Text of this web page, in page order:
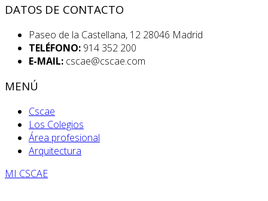
DATOS DE CONTACTO
Paseo de la Castellana, 12 28046 Madrid
TELÉFONO: 914 352 200
E-MAIL: cscae@cscae.com
MENÚ
Cscae
Los Colegios
Área profesional
Arquitectura
MI CSCAE